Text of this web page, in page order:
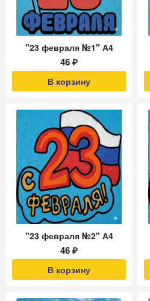
"23 февраля №1" А4
46 ₽
В корзину
"23 февраля №2" А4
46 ₽
В корзину